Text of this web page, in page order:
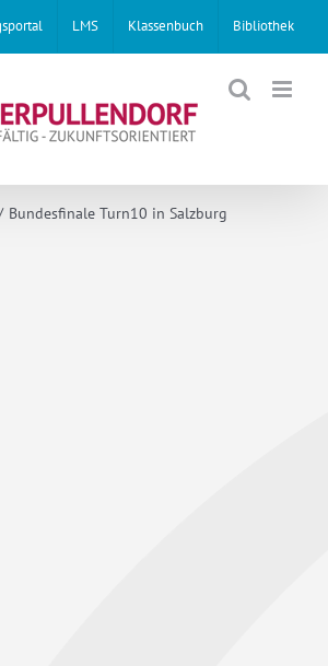
LMS Klassenbuch Bibliothek
Bundesfinale Turn10 in Salzburg